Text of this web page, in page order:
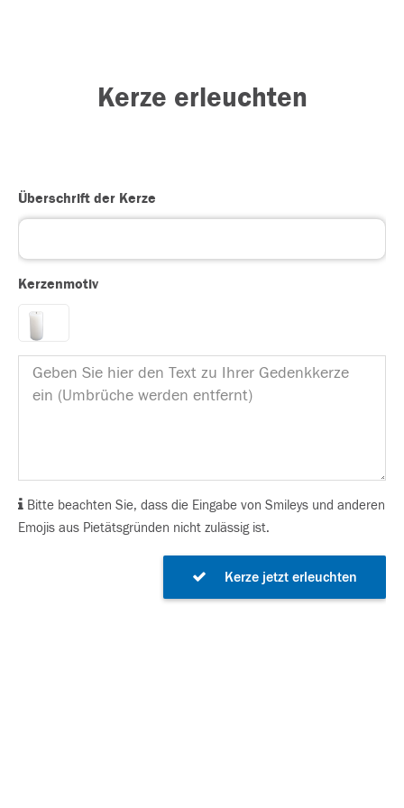
Kerze erleuchten
Überschrift der Kerze
Kerzenmotiv
Bitte beachten Sie, dass die Eingabe von Smileys und anderen
Emojis aus Pietätsgründen nicht zulässig ist.
Kerze jetzt erleuchten